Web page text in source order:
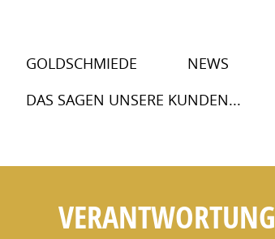
GOLDSCHMIEDE NEWS
DAS SAGEN UNSERE KUNDEN...
VERANTWORTUNG